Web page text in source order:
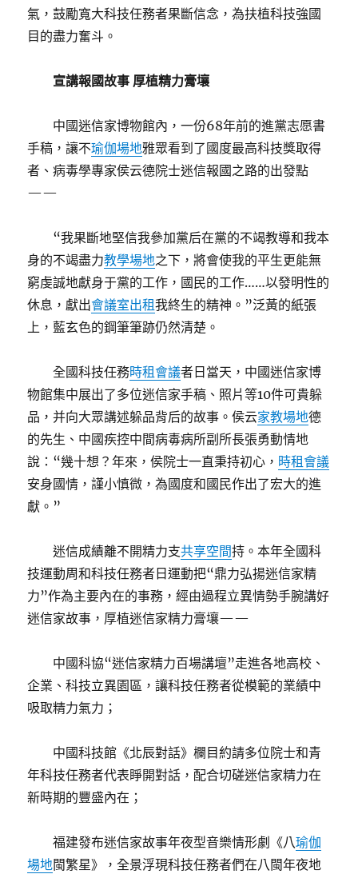
氣，鼓勵寬大科技任務者果斷信念，為扶植科技強國
目的盡力奮斗。
宣講報國故事 厚植精力膏壤
中國迷信家博物館內，一份68年前的進黨志愿書
手稿，讓不瑜伽場地雅眾看到了國度最高科技獎取得
者、病毒學專家侯云德院士迷信報國之路的出發點
——
“我果斷地堅信我參加黨后在黨的不竭教導和我本
身的不竭盡力教學場地之下，將會使我的平生更能無
窮虔誠地獻身于黨的工作，國民的工作……以發明性的
休息，獻出會議室出租我終生的精神。”泛黃的紙張
上，藍玄色的鋼筆筆跡仍然清楚。
全國科技任務時租會議者日當天，中國迷信家博
物館集中展出了多位迷信家手稿、照片等10件可貴躲
品，并向大眾講述躲品背后的故事。侯云家教場地德
的先生、中國疾控中間病毒病所副所長張勇動情地
說：“幾十想？年來，侯院士一直秉持初心， 時租會議
安身國情，謹小慎微，為國度和國民作出了宏大的進
獻。”
迷信成績離不開精力支共享空間持。本年全國科
技運動周和科技任務者日運動把“鼎力弘揚迷信家精
力”作為主要內在的事務，經由過程立異情勢手腕講好
迷信家故事，厚植迷信家精力膏壤——
中國科協“迷信家精力百場講壇”走進各地高校、
企業、科技立異園區，讓科技任務者從模範的業績中
吸取精力氣力；
中國科技館《北辰對話》欄目約請多位院士和青
年科技任務者代表睜開對話，配合切磋迷信家精力在
新時期的豐盛內在；
福建發布迷信家故事年夜型音樂情形劇《八瑜伽
場地閩繁星》，全景浮現科技任務者們在八閩年夜地